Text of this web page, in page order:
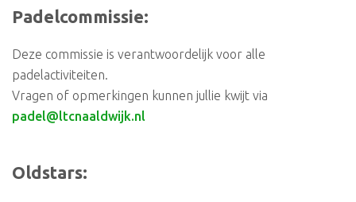
Padelcommissie:
Deze commissie is verantwoordelijk voor alle
padelactiviteiten.
Vragen of opmerkingen kunnen jullie kwijt via
padel@ltcnaaldwijk.nl
Oldstars: